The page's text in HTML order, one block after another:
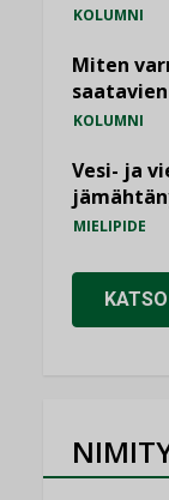
KOLUMNI
Miten
KOLUMNI
Vesi- ja
MIELIPIDE